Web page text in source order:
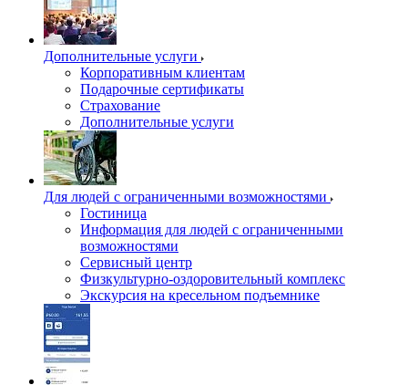
Дополнительные услуги
Корпоративным клиентам
Подарочные сертификаты
Страхование
Дополнительные услуги
Для людей с ограниченными возможностями
Гостиница
Информация для людей с ограниченными
возможностями
Сервисный центр
Физкультурно-оздоровительный комплекс
Экскурсия на кресельном подъемнике